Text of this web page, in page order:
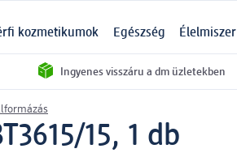
kozmetikumok Egészség Élelmiszer
Ingyenes visszáru a dm üzletekben
15, 1 db